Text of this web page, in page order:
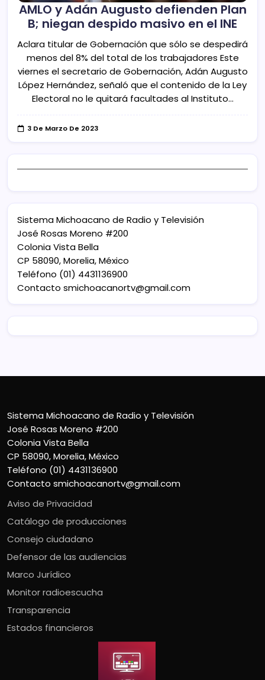
AMLO y Adán Augusto defienden Plan
B; niegan despido masivo en el INE
Aclara titular de Gobernación que sólo se despedirá
menos del 8% del total de los trabajadores Este
viernes el secretario de Gobernación, Adán Augusto
López Hernández, señaló que el contenido de la Ley
Electoral no le quitará facultades al Instituto…
3 De Marzo De 2023
Sistema Michoacano de Radio y Televisión
José Rosas Moreno #200
Colonia Vista Bella
CP 58090, Morelia, México
Teléfono (01) 4431136900
Contacto smichoacanortv@gmail.com
Sistema Michoacano de Radio y Televisión
José Rosas Moreno #200
Colonia Vista Bella
CP 58090, Morelia, México
Teléfono (01) 4431136900
Contacto smichoacanortv@gmail.com
Aviso de Privacidad
Catálogo de producciones
Consejo ciudadano
Defensor de las audiencias
Marco Jurídico
Monitor radioescucha
Transparencia
Estados financieros